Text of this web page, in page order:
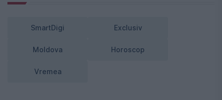
SmartDigi Exclusiv
Moldova Horoscop
Vremea